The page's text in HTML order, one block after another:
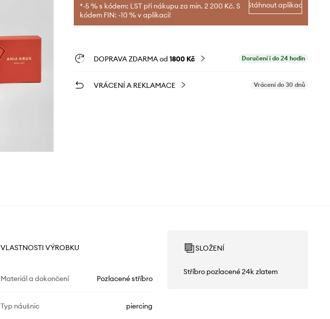
*-5 % s kódem: LST při nákupu za min. 2 200 Kč. S
kódem FIN: -10 % v aplikaci!
Stáhnout aplikaci
DOPRAVA ZDARMA od 1800 Kč Doručení i do 24 hodin
VRÁCENÍ A REKLAMACE Vrácení do 30 dnů
VLASTNOSTI VÝROBKU
Materiál a dokončení Pozlacené stříbro
Typ náušnic piercing
SLOŽENÍ
Stříbro pozlacené 24k zlatem